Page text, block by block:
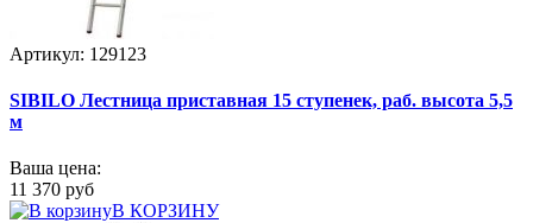
Артикул: 129123
SIBILO Лестница приставная 15 ступенек, раб. высота 5,5
м
Ваша цена:
11 370 руб
В КОРЗИНУ